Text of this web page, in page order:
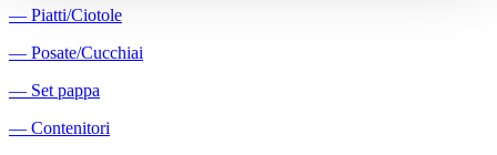
― Piatti/Ciotole
― Posate/Cucchiai
― Set pappa
― Contenitori